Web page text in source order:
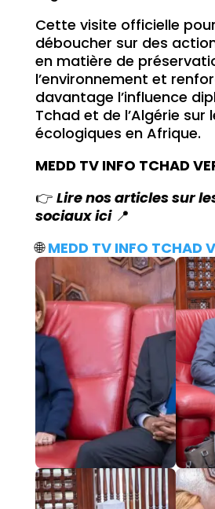
Cette visite officielle
déboucher sur des
en matière de
l’environnement et
davantage l’influence
Tchad et de l’Algérie sur
écologiques en Afrique.
MEDD TV INFO TCHAD
👉 Lire nos articles sur
sociaux ici📍
🌐MEDD TV INFO TCHAD